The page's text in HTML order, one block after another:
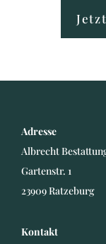
Adresse
Albrecht
Gartenstr. 1
23909 Ratzeburg
Kontakt